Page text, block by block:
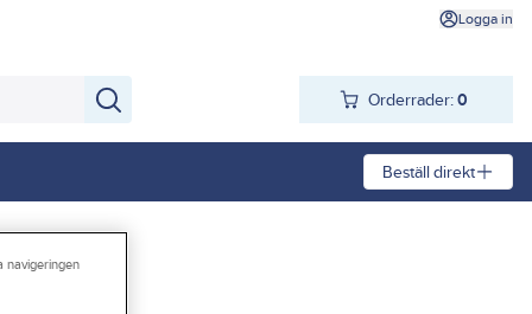
Logga in
Orderrader: 0
Beställ direkt
navigeringen